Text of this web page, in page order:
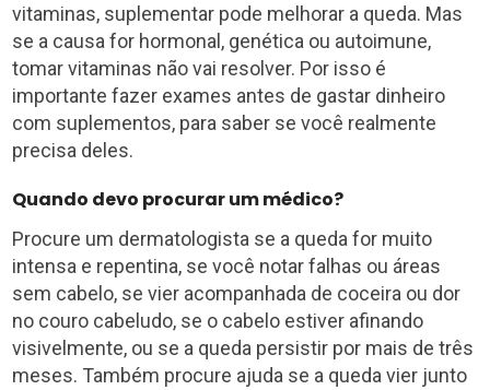
vitaminas, suplementar pode melhorar a queda. Mas
se a causa for hormonal, genética ou autoimune,
tomar vitaminas não vai resolver. Por isso é
importante fazer exames antes de gastar dinheiro
com suplementos, para saber se você realmente
precisa deles.
Quando devo procurar um médico?
Procure um dermatologista se a queda for muito
intensa e repentina, se você notar falhas ou áreas
sem cabelo, se vier acompanhada de coceira ou dor
no couro cabeludo, se o cabelo estiver afinando
visivelmente, ou se a queda persistir por mais de três
meses. Também procure ajuda se a queda vier junto